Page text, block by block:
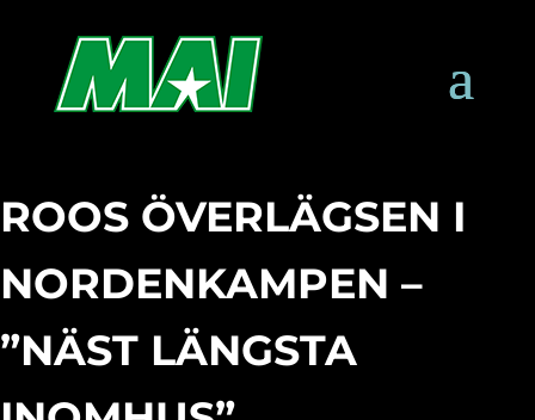
ROOS ÖVERLÄGSEN I
NORDENKAMPEN –
”NÄST LÄNGSTA